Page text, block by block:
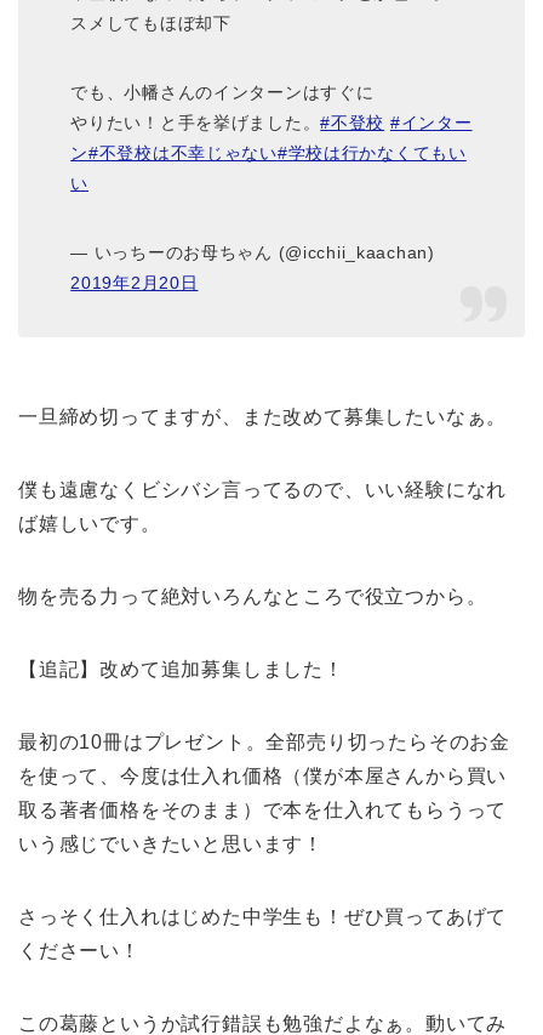
スメしてもほぼ却下
でも、小幡さんのインターンはすぐに
やりたい！と手を挙げました。#不登校 #インター
ン#不登校は不幸じゃない#学校は行かなくてもい
い
— いっちーのお母ちゃん (@icchii_kaachan)
2019年2月20日
一旦締め切ってますが、また改めて募集したいなぁ。
僕も遠慮なくビシバシ言ってるので、いい経験になれ
ば嬉しいです。
物を売る力って絶対いろんなところで役立つから。
【追記】改めて追加募集しました！
最初の10冊はプレゼント。全部売り切ったらそのお金
を使って、今度は仕入れ価格（僕が本屋さんから買い
取る著者価格をそのまま）で本を仕入れてもらうって
いう感じでいきたいと思います！
さっそく仕入れはじめた中学生も！ぜひ買ってあげて
くださーい！
この葛藤というか試行錯誤も勉強だよなぁ。動いてみ